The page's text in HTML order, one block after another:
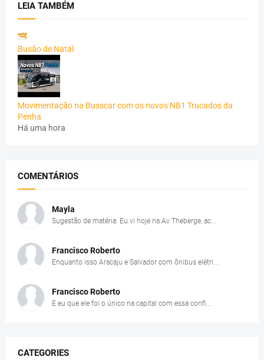
LEIA TAMBÉM
Busão de Natal
Movimentação na Busscar com os novos NB1 Trucados da
Penha
Há uma hora
COMENTÁRIOS
Mayla
Sugestão de matéria: Eu vi hoje na Av Theberge, ac...
Francisco Roberto
Enquanto isso Aracaju e Salvador com ônibus elétri...
Francisco Roberto
E eu que ele foi o único na capital com essa confi...
CATEGORIES